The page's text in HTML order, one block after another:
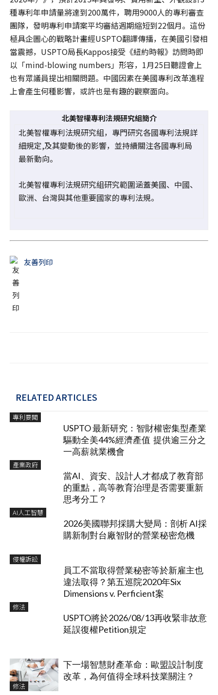
種專利年申請量將達到200萬件，聘用9000人的專利審查
團隊，發明專利申請案平均審結週期縮短到22個月。這份
極具企圖心的戰略計畫經USPTO翻譯傳播，在美國引發相
當震撼，USPTO局長Kappos接受《紐約時報》訪問時即
以「mind-blowing numbers」形容，1月25日聽證會上
也有眾議員提出相關問題。中國因素在美國專利改革進程
上會產生何種影響，或許也是有趣的觀察面向。
北美智權專利法規研究組簡介
北美智權專利法規研究組，專門研究各國專利法規詳
細規定,及其變動後的影響，並持續關注各國專利局
最新動向。
北美智權專利法規研究組研究範圍涵蓋美國、中國、
歐洲、台灣與其他重要國家的專利法規。
友善列印
RELATED ARTICLES
專利要聞
USPTO 最新研究：智財權密集型產業
驅動全美44%經濟產值 提供逾三分之
一高薪就業機會
產業政府
當AI、資安、設計人才都成了教育部
的重點，高等教育治理是否需要重新
思考分工？
AI人工智慧
2026美國聯邦採購大變局：剖析 AI採
購新制對台廠智財的營業秘密危機
侵權訴訟
員工不當取得營業秘密等於新雇主也
違法取得？第五巡院2020年Six
Dimensions v. Perficient案
修法
USPTO將於2026/08/13再收緊非故意
延誤復權Petition規定
修法
下一場智慧財產革命：歐盟設計制度
改革，為何值得全球科技業關注？